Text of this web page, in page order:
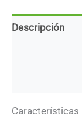
Descripción
Características